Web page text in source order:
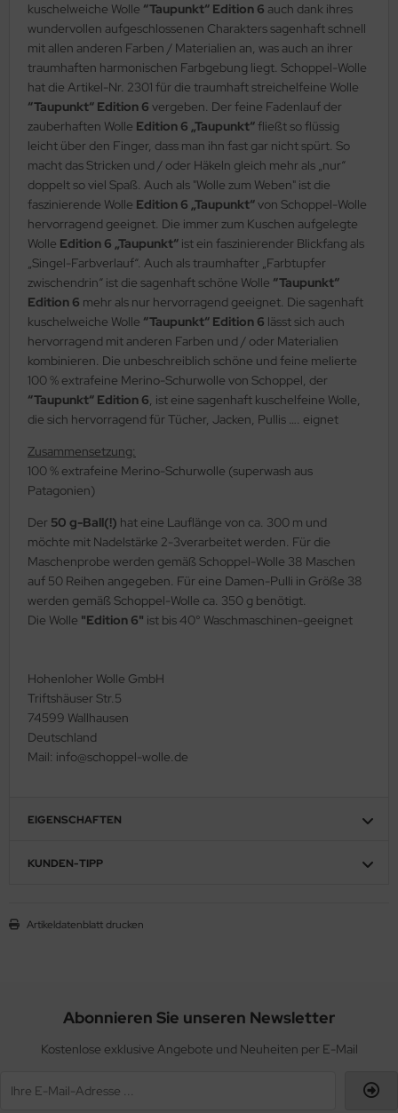
kuschelweiche Wolle “Taupunkt“ Edition 6 auch dank ihres
wundervollen aufgeschlossenen Charakters sagenhaft schnell
mit allen anderen Farben / Materialien an, was auch an ihrer
traumhaften harmonischen Farbgebung liegt. Schoppel-Wolle
hat die Artikel-Nr. 2301 für die traumhaft streichelfeine Wolle
“Taupunkt“ Edition 6 vergeben. Der feine Fadenlauf der
zauberhaften Wolle Edition 6 „Taupunkt“fließt so flüssig
leicht über den Finger, dass man ihn fast gar nicht spürt. So
macht das Stricken und / oder Häkeln gleich mehr als „nur“
doppelt so viel Spaß. Auch als "Wolle zum Weben" ist die
faszinierende Wolle Edition 6 „Taupunkt“von Schoppel-Wolle
hervorragend geeignet. Die immer zum Kuschen aufgelegte
Wolle Edition 6 „Taupunkt“ ist ein faszinierender Blickfang als
„Singel-Farbverlauf“. Auch als traumhafter „Farbtupfer
zwischendrin“ ist die sagenhaft schöne Wolle “Taupunkt“
Edition 6 mehr als nur hervorragend geeignet. Die sagenhaft
kuschelweiche Wolle “Taupunkt“ Edition 6 lässt sich auch
hervorragend mit anderen Farben und / oder Materialien
kombinieren. Die unbeschreiblich schöne und feine melierte
100 % extrafeine Merino-Schurwolle von Schoppel, der
“Taupunkt“ Edition 6, ist eine sagenhaft kuschelfeine Wolle,
die sich hervorragend für Tücher, Jacken, Pullis …. eignet
Zusammensetzung:
100 % extrafeine Merino-Schurwolle (superwash aus
Patagonien)
Der 50 g-Ball(!) hat eine Lauflänge von ca. 300 m und
möchte mit Nadelstärke 2-3verarbeitet werden. Für die
Maschenprobe werden gemäß Schoppel-Wolle 38 Maschen
auf 50 Reihen angegeben. Für eine Damen-Pulli in Größe 38
werden gemäß Schoppel-Wolle ca. 350 g benötigt.
Die Wolle "Edition 6" ist bis 40° Waschmaschinen-geeignet
Hohenloher Wolle GmbH
Triftshäuser Str.5
74599 Wallhausen
Deutschland
Mail: info@schoppel-wolle.de
EIGENSCHAFTEN
KUNDEN-TIPP
Artikeldatenblatt drucken
Abonnieren Sie unseren Newsletter
Kostenlose exklusive Angebote und Neuheiten per E-Mail